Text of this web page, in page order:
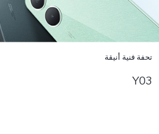
تحفة فنية أنيقة
Y03